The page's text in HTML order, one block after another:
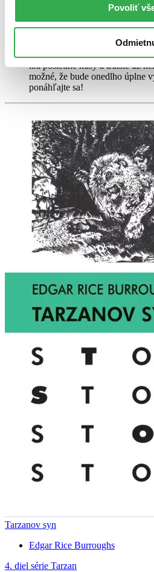
Povoliť
to akokoľvek znižovalo zážitok
označili nálepkou, ktorá môže
Tento produkt síce máme
iba posledné kusy a ďalšie už
možné, že bude onedlho úplne
ponáhľajte sa!
Tarzanov syn
Edgar Rice Burroughs
4. diel série Tarzan